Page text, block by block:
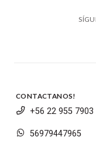
CONTACTANOS!
+56 22 955 7903
56979447965